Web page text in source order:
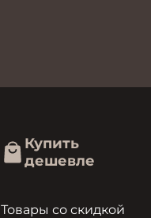
Купить
дешевле
Товары со скидкой